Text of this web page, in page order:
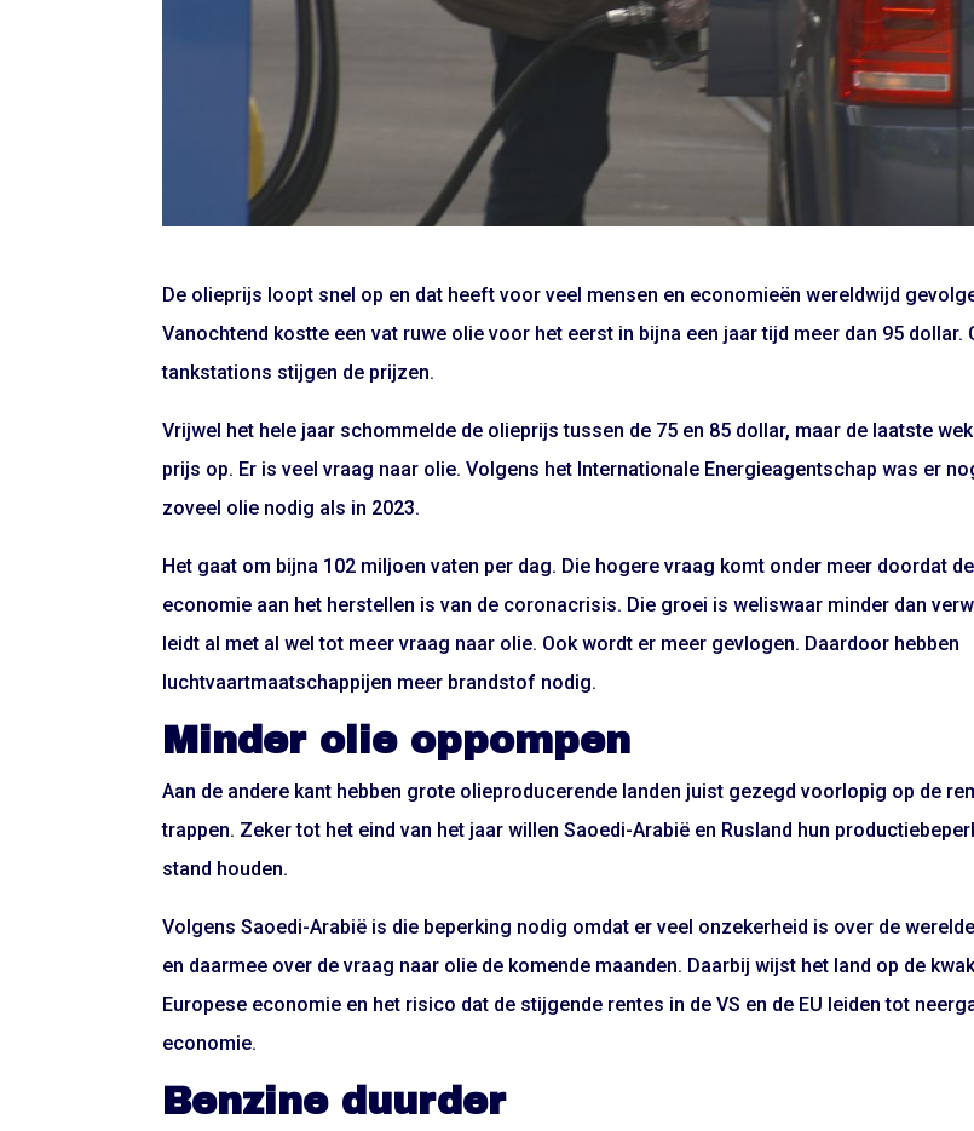
De olieprijs loopt snel op en dat heeft voor veel mensen en economieën wereldwijd
Vanochtend kostte een vat ruwe olie voor het eerst in bijna een jaar tijd meer dan 95 dollar.
tankstations stijgen de prijzen.
Vrijwel het hele jaar schommelde de olieprijs tussen de 75 en 85 dollar, maar de laatste
prijs op. Er is veel vraag naar olie. Volgens het Internationale Energieagentschap was er
zoveel olie nodig als in 2023.
Het gaat om bijna 102 miljoen vaten per dag. Die hogere vraag komt onder meer doordat
economie aan het herstellen is van de coronacrisis. Die groei is weliswaar minder dan
leidt al met al wel tot meer vraag naar olie. Ook wordt er meer gevlogen. Daardoor hebben
luchtvaartmaatschappijen meer brandstof nodig.
Minder olie oppompen
Aan de andere kant hebben grote olieproducerende landen juist gezegd voorlopig op de
trappen. Zeker tot het eind van het jaar willen Saoedi-Arabië en Rusland hun
stand houden.
Volgens Saoedi-Arabië is die beperking nodig omdat er veel onzekerheid is over de
en daarmee over de vraag naar olie de komende maanden. Daarbij wijst het land op de
Europese economie en het risico dat de stijgende rentes in de VS en de EU leiden tot
economie.
Benzine duurder